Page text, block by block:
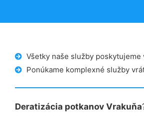
Všetky naše služby poskytujeme
Ponúkame komplexné služby
Deratizácia potkanov Vrakuňa